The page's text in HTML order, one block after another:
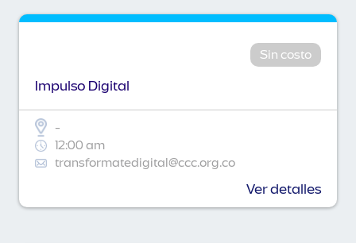
Sin costo
Impulso Digital
-
12:00 am
transformatedigital@ccc.org.co
Ver detalles